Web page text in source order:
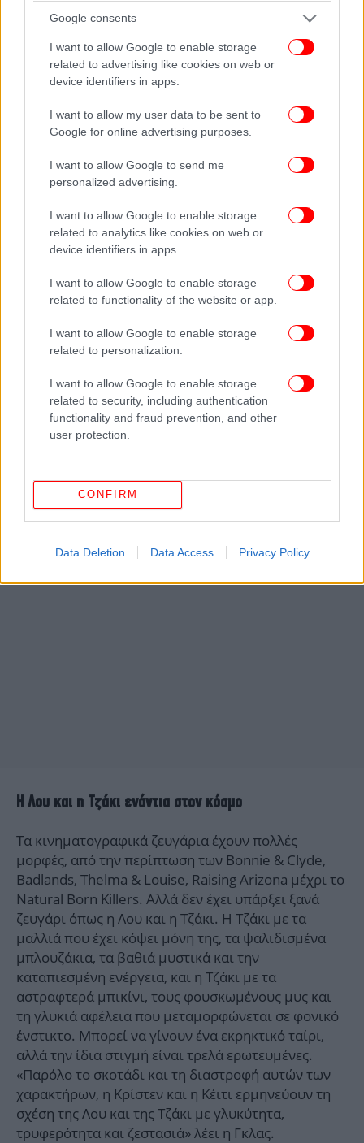
Google consents
I want to allow Google to enable storage
related to advertising like cookies on web or
device identifiers in apps.
I want to allow my user data to be sent to
Google for online advertising purposes.
I want to allow Google to send me
personalized advertising.
I want to allow Google to enable storage
related to analytics like cookies on web or
device identifiers in apps.
I want to allow Google to enable storage
related to functionality of the website or app.
I want to allow Google to enable storage
related to personalization.
I want to allow Google to enable storage
related to security, including authentication
functionality and fraud prevention, and other
user protection.
CONFIRM
Data Deletion Data Access Privacy Policy
ταινιών και της τηλεόρασης».
Ο Ντέιβ Φράνκο προσθέτει, «Είναι μία ιστορία της
οποίας δεν μπορείς να προβλέψεις την κατάληξη.
Έχει μία ενέργεια αλλόκοτη, τρομαχτική,
Μου αρέσει που η Ρόουζ δεν συγκρατείται.
Συνειδητοποιείς ότι σε αυτή την ταινία μπορεί να
συμβούν τα πάντα και νιώθεις συνεχή αγωνία.
Παρόλο που οι καταστάσεις είναι τραβηγμένες και
άνθρωποι θα ταυτιστούν με αυτό που περνάνε οι
ήρωες της ταινίας».
Η Λου και η Τζάκι ενάντια στον κόσμο
Τα κινηματογραφικά ζευγάρια έχουν πολλές
μορφές, από την περίπτωση των Bonnie & Clyde,
Badlands, Thelma & Louise, Raising Arizona μέχρι το
Natural Born Killers. Αλλά δεν έχει υπάρξει ξανά
ζευγάρι όπως η Λου και η Τζάκι. Η Τζάκι με τα
μαλλιά που έχει κόψει μόνη της, τα ψαλιδισμένα
μπλουζάκια, τα βαθιά μυστικά και την
καταπιεσμένη ενέργεια, και η Τζάκι με τα
αστραφτερά μπικίνι, τους φουσκωμένους μυς και
τη γλυκιά αφέλεια που μεταμορφώνεται σε φονικό
ένστικτο. Μπορεί να γίνουν ένα εκρηκτικό ταίρι,
αλλά την ίδια στιγμή είναι τρελά ερωτευμένες.
«Παρόλο το σκοτάδι και τη διαστροφή αυτών των
χαρακτήρων, η Κρίστεν και η Κέιτι ερμηνεύουν τη
σχέση της Λου και της Τζάκι με γλυκύτητα,
τρυφερότητα και ζεστασιά» λέει η Γκλας.